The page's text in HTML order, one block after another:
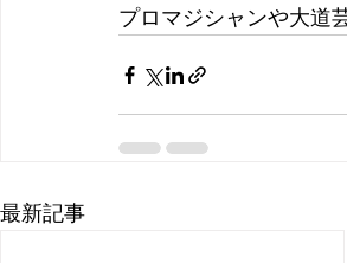
プロマジシャンや大道
最新記事